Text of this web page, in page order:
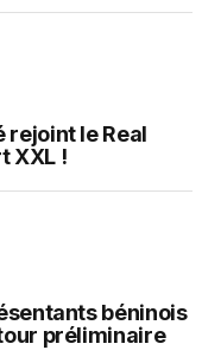
rejoint le Real
XXL !
béninois
préliminaire